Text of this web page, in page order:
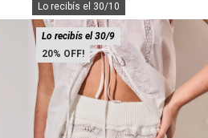
Lo recibís el 30/10
20
Lo recibís el 30/9